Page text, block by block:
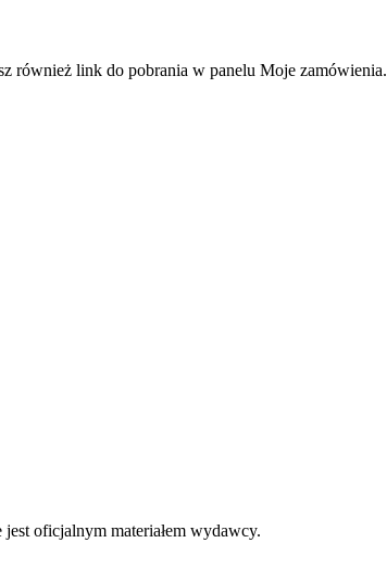
również link do pobrania w panelu Moje zamówienia.
oficjalnym materiałem wydawcy.